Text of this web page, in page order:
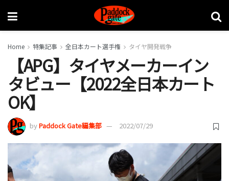
Home 特集記事 全日本カート選手権 タイヤ開発戦争
【APG】タイヤメーカーイン
タビュー【2022全日本カート
OK】
byPaddock Gate編集部 2022/07/29